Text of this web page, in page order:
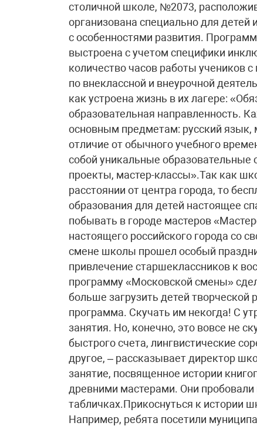
столичной школе, №2073,
организована специально для
с особенностями развития.
выстроена с учетом специфики
количество часов работы учеников
по внеклассной и внеурочной
как устроена жизнь в их лагере:
образовательная направленность.
основным предметам: русский язык,
отличие от обычного учебного
собой уникальные образовательные
проекты, мастер-классы».Так как
расстоянии от центра города, то
образования для детей настоящее
побывать в городе мастеров
настоящего российского города со
смене школы прошел особый
привлечение старшеклассников к
программу «Московской смены»
больше загрузить детей творческой
программа. Скучать им некогда! С
занятия. Но, конечно, это вовсе не
быстрого счета, лингвистические
другое, – рассказывает директор
занятие, посвященное истории
древними мастерами. Они
табличках.Прикоснуться к истории
Например, ребята посетили